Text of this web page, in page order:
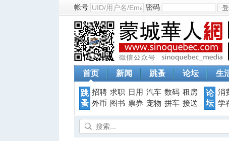
帐号 密码
首页 新闻 跳蚤 论坛 生
跳
蚤
招聘 求职 日用 汽车 数码 租房
外币
图书 票券 宠物 拼车 接送
论
坛
消
学